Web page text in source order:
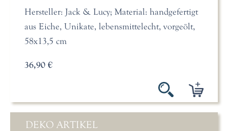
Hersteller: Jack & Lucy; Material: handgefertigt
aus Eiche, Unikate, lebensmittelecht, vorgeölt,
58x13,5 cm
36,90 €
DEKO ARTIKEL